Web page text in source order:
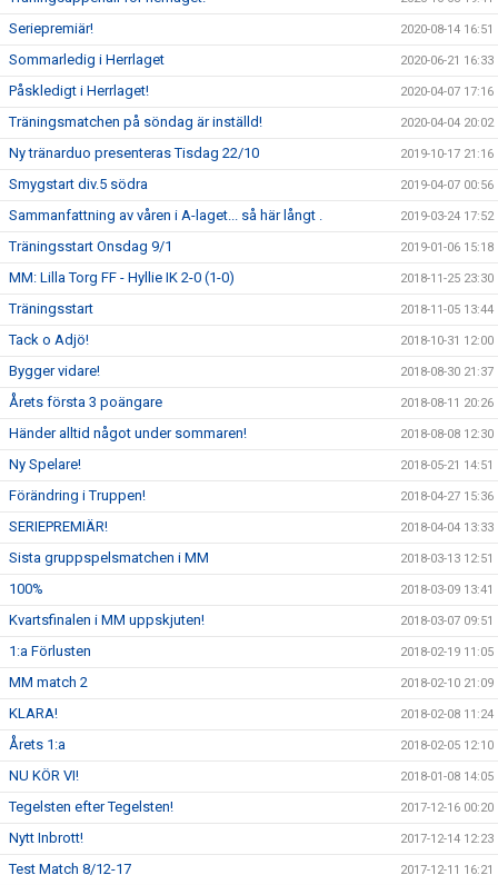
Seriepremiär! 2020-08-14 16:51
Sommarledig i Herrlaget 2020-06-21 16:33
Påskledigt i Herrlaget! 2020-04-07 17:16
Träningsmatchen på söndag är inställd! 2020-04-04 20:02
Ny tränarduo presenteras Tisdag 22/10 2019-10-17 21:16
Smygstart div.5 södra 2019-04-07 00:56
Sammanfattning av våren i A-laget... så här långt . 2019-03-24 17:52
Träningsstart Onsdag 9/1 2019-01-06 15:18
MM: Lilla Torg FF - Hyllie IK 2-0 (1-0) 2018-11-25 23:30
Träningsstart 2018-11-05 13:44
Tack o Adjö! 2018-10-31 12:00
Bygger vidare! 2018-08-30 21:37
Årets första 3 poängare 2018-08-11 20:26
Händer alltid något under sommaren! 2018-08-08 12:30
Ny Spelare! 2018-05-21 14:51
Förändring i Truppen! 2018-04-27 15:36
SERIEPREMIÄR! 2018-04-04 13:33
Sista gruppspelsmatchen i MM 2018-03-13 12:51
100% 2018-03-09 13:41
Kvartsfinalen i MM uppskjuten! 2018-03-07 09:51
1:a Förlusten 2018-02-19 11:05
MM match 2 2018-02-10 21:09
KLARA! 2018-02-08 11:24
Årets 1:a 2018-02-05 12:10
NU KÖR VI! 2018-01-08 14:05
Tegelsten efter Tegelsten! 2017-12-16 00:20
Nytt Inbrott! 2017-12-14 12:23
Test Match 8/12-17 2017-12-11 16:21